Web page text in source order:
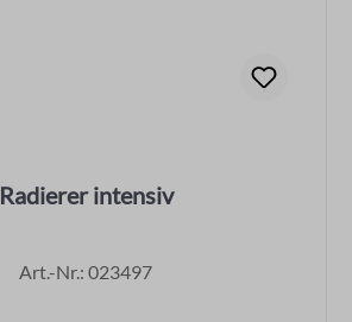
Radierer intensiv
Art.-Nr.: 023497